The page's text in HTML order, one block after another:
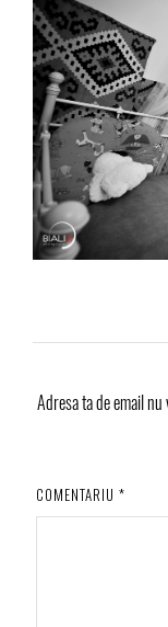
Adresa ta de email
COMENTARIU *